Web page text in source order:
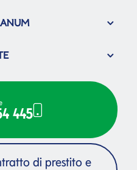
445
di prestito e